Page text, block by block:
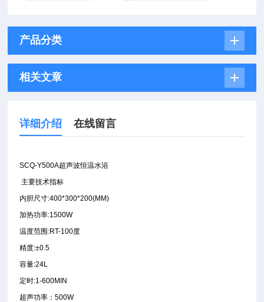
产品分类
相关文章
详细介绍 在线留言
SCQ-Y500A超声波恒温水浴
主要技术指标
内胆尺寸:400*300*200(MM)
加热功率:1500W
温度范围 :RT-100度
精度:±0.5
容量:24L
定时:1-600MIN
超声功率：500W